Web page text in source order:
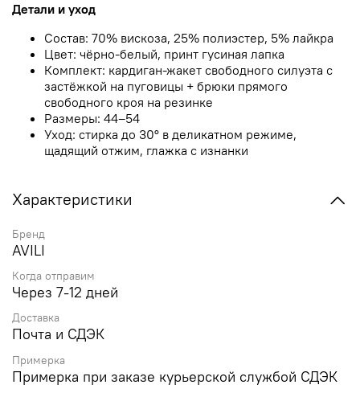
Детали и уход
Состав: 70% вискоза, 25% полиэстер, 5% лайкра
Цвет: чёрно-белый, принт гусиная лапка
Комплект: кардиган-жакет свободного силуэта с
застёжкой на пуговицы + брюки прямого
свободного кроя на резинке
Размеры: 44–54
Уход: стирка до 30° в деликатном режиме,
щадящий отжим, глажка с изнанки
Характеристики
Бренд
AVILI
Когда отправим
Через 7-12 дней
Доставка
Почта и СДЭК
Примерка
Примерка при заказе курьерской службой СДЭК